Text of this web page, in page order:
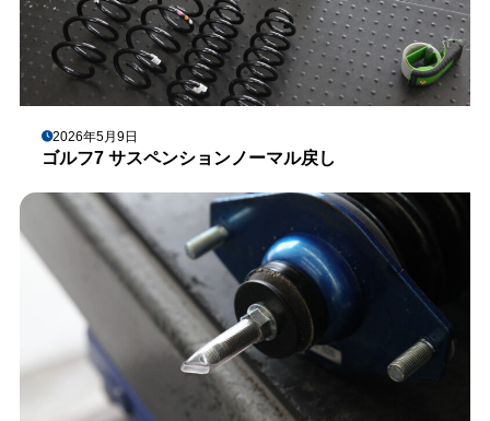
2026年5月9日
ゴルフ7 サスペンションノーマル戻し